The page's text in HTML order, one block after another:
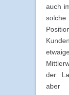
auch
solche
der
aber